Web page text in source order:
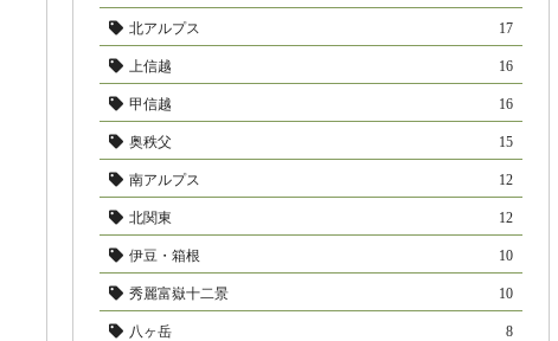
北アルプス 17
上信越 16
甲信越 16
奥秩父 15
南アルプス 12
北関東 12
伊豆・箱根 10
秀麗富嶽十二景 10
八ヶ岳 8